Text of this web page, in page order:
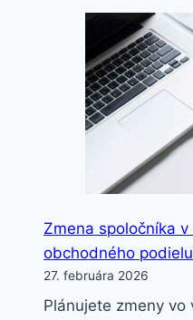
obnovu
bez
komplikácií
Zmena spoločníka
obchodného
27. februára 2026
Plánujete zmeny